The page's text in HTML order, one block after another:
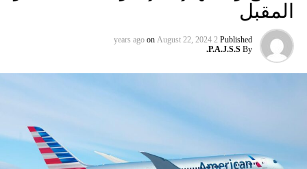
المقبل
Published
2 years ago
on August 22, 2024
By
P.A.J.S.S.